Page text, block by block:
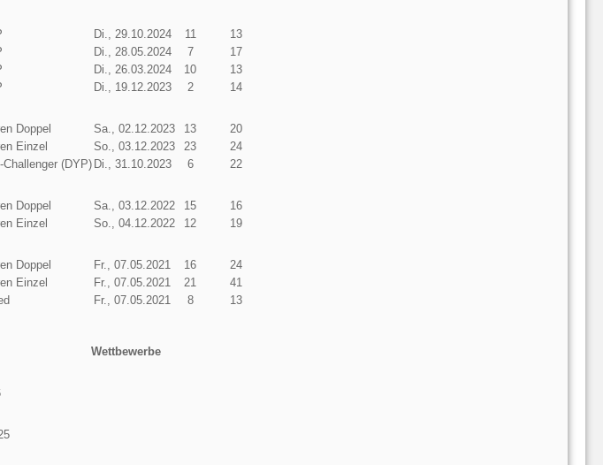
Di., 29.10.2024 11
13
Di., 28.05.2024 7
17
Di., 26.03.2024 10
13
Di., 19.12.2023 2 14
Doppel Sa., 02.12.2023 13
20
Einzel So., 03.12.2023 23
24
Challenger (DYP) Di., 31.10.2023 6 22
Doppel Sa., 03.12.2022 15
16
Einzel So., 04.12.2022 12 19
Doppel Fr., 07.05.2021 16
24
Einzel Fr., 07.05.2021 21
41
Fr., 07.05.2021 8 13
Wettbewerbe